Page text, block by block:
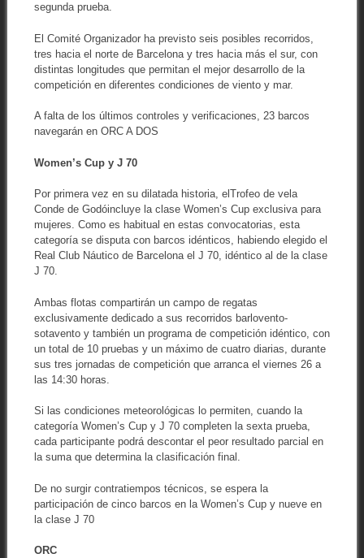
segunda prueba.
El Comité Organizador ha previsto seis posibles recorridos,
tres hacia el norte de Barcelona y tres hacia más el sur, con
distintas longitudes que permitan el mejor desarrollo de la
competición en diferentes condiciones de viento y mar.
A falta de los últimos controles y verificaciones, 23 barcos
navegarán en ORC A DOS
Women’s Cup y J 70
Por primera vez en su dilatada historia, elTrofeo de vela
Conde de Godóincluye la clase Women’s Cup exclusiva para
mujeres. Como es habitual en estas convocatorias, esta
categoría se disputa con barcos idénticos, habiendo elegido el
Real Club Náutico de Barcelona el J 70, idéntico al de la clase
J 70.
Ambas flotas compartirán un campo de regatas
exclusivamente dedicado a sus recorridos barlovento-
sotavento y también un programa de competición idéntico, con
un total de 10 pruebas y un máximo de cuatro diarias, durante
sus tres jornadas de competición que arranca el viernes 26 a
las 14:30 horas.
Si las condiciones meteorológicas lo permiten, cuando la
categoría Women’s Cup y J 70 completen la sexta prueba,
cada participante podrá descontar el peor resultado parcial en
la suma que determina la clasificación final.
De no surgir contratiempos técnicos, se espera la
participación de cinco barcos en la Women’s Cup y nueve en
la clase J 70
ORC